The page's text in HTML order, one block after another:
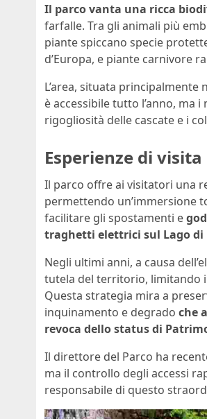
Il parco vanta una ricca
farfalle. Tra gli animali più
piante spiccano specie
d’Europa, e piante carnivore
L’area, situata
è accessibile tutto l’anno, ma
rigogliosità delle cascate e i
Esperienze di
Il parco offre ai visitatori una
permettendo un’immersione
facilitare gli spostamenti e
traghetti elettrici sul Lago di
Negli ultimi anni, a causa
tutela del territorio, limitando
Questa strategia mira a
inquinamento e degrado che
revoca dello status di
Il direttore del Parco ha
ma il controllo degli accessi
responsabile di questo